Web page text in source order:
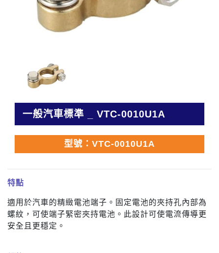
一般汽車標準 _ VTC-0010U1A
型號：VTC-0010U1A
特點
適用於汽車的精緻電池端子。固定電池的夾持孔內部為
螺紋，可使端子緊密夾持電池。此設計可使電流傳導更
安全且更穩定。